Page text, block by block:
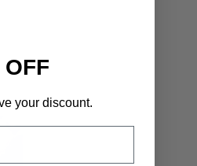
your discount.